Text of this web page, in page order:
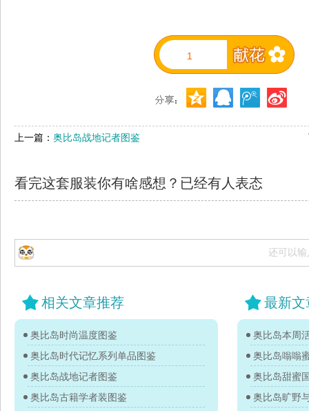
1
上一篇： 奥比岛战地记者图鉴
看完这套服装你有啥感想？已经有人表态
还可以输
相关文章推荐
奥比岛时尚温度图鉴
奥比岛时代记忆系列单品图鉴
奥比岛战地记者图鉴
奥比岛古籍学者装图鉴
最新文
奥比岛本周
奥比岛嗡嗡
奥比岛甜蜜
奥比岛旷野